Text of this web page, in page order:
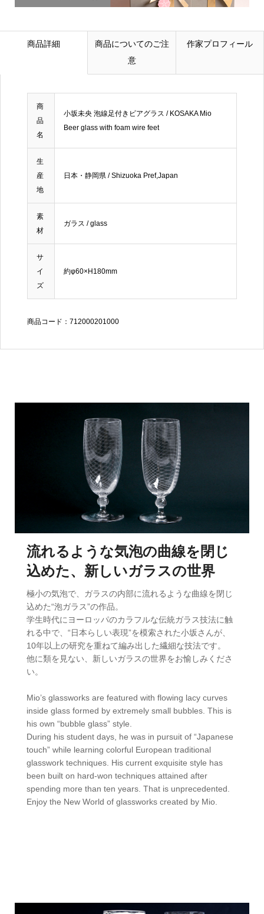
商品詳細
商品についてのご注
意
作家プロフィール
商
品
名
小坂未央 泡線足付きビアグラス / KOSAKA Mio
Beer glass with foam wire feet
生
産
地
日本・静岡県 / Shizuoka Pref,Japan
素
材
ガラス / glass
サ
イ
ズ
約φ60×H180mm
商品コード：712000201000
流れるような気泡の曲線を閉じ
込めた、新しいガラスの世界
極小の気泡で、ガラスの内部に流れるような曲線を閉じ
込めた“泡ガラス”の作品。
学生時代にヨーロッパのカラフルな伝統ガラス技法に触
れる中で、“日本らしい表現”を模索された小坂さんが、
10年以上の研究を重ねて編み出した繊細な技法です。
他に類を見ない、新しいガラスの世界をお愉しみくださ
い。
Mio’s glassworks are featured with flowing lacy curves
inside glass formed by extremely small bubbles. This is
his own “bubble glass” style.
During his student days, he was in pursuit of “Japanese
touch” while learning colorful European traditional
glasswork techniques. His current exquisite style has
been built on hard-won techniques attained after
spending more than ten years. That is unprecedented.
Enjoy the New World of glassworks created by Mio.